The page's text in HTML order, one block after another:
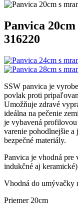
Panvica
316220
SSW panvica je
povlak proti
Umožňuje zdravé
ideálna na pečenie
je vybavená
varenie pohodlnejšie
bezpečné materiály.
Panvica je vhodná
indukčné aj keramické)
Vhodná do umývačky
Priemer 20cm